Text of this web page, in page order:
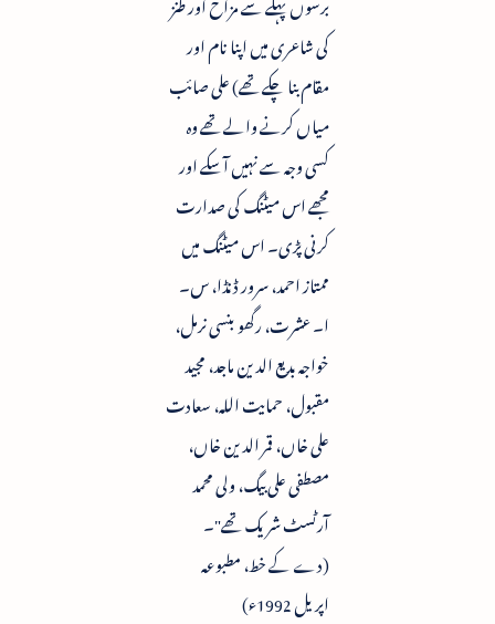
کی شاعری میں اپنا نام اور
مقام بنا چکے تھے) علی صائب
میاں کرنے والے تھے وہ
کسی وجہ سے نہیں آسکے اور
مجھے اس میٹنگ کی صدارت
کرنی پڑی۔ اس میٹنگ میں
ممتاز احمد، سرور ڈنڈا، س۔
ا۔ عشرت، رگھو بنسی نرمل،
خواجہ بدیع الدین ماجد، مجید
مقبول، حمایت اللہ، سعادت
علی خاں، قمر الدین خاں،
مصطفی علی بیگ، ولی محمد
آرٹسٹ شریک تھے"۔
(دے کے خط، مطبوعہ
اپریل 1992ء)